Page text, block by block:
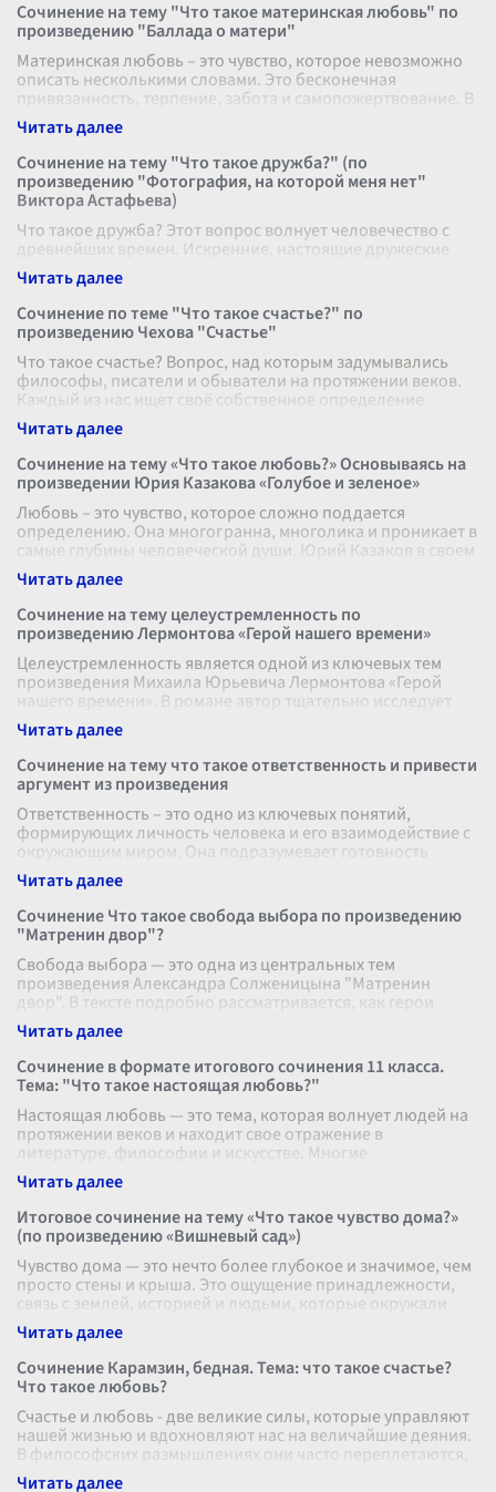
Сочинение на тему "Что такое материнская любовь" по
произведению "Баллада о матери"
Материнская любовь – это чувство, которое невозможно
описать несколькими словами. Это бесконечная
привязанность, терпение, забота и самопожертвование. В
произведении "Баллада о мат
Сочинение на тему "Что такое дружба?" (по
произведению "Фотография, на которой меня нет"
Виктора Астафьева)
Что такое дружба? Этот вопрос волнует человечество с
древнейших времен. Искренние, настоящие дружеские
отношения всегда вызывали восхищение и зависть
одновременно. Дружба - это неч
Сочинение по теме "Что такое счастье?" по
произведению Чехова "Счастье"
Что такое счастье? Вопрос, над которым задумывались
философы, писатели и обыватели на протяжении веков.
Каждый из нас ищет своё собственное определение
счастья, вкладывая в это пон
Сочинение на тему «Что такое любовь?» Основываясь на
произведении Юрия Казакова «Голубое и зеленое»
Любовь – это чувство, которое сложно поддается
определению. Она многогранна, многолика и проникает в
самые глубины человеческой души. Юрий Казаков в своем
произведении «Голубое и з
Сочинение на тему целеустремленность по
произведению Лермонтова «Герой нашего времени»
Целеустремленность является одной из ключевых тем
произведения Михаила Юрьевича Лермонтова «Герой
нашего времени». В романе автор тщательно исследует
характеры своих героев, раскры
Сочинение на тему что такое ответственность и привести
аргумент из произведения
Ответственность – это одно из ключевых понятий,
формирующих личность человека и его взаимодействие с
окружающим миром. Она подразумевает готовность
принимать на себя обязательства
Сочинение Что такое свобода выбора по произведению
"Матренин двор"?
Свобода выбора — это одна из центральных тем
произведения Александра Солженицына "Матренин
двор". В тексте подробно рассматривается, как герои
сталкиваются с различными проблемами
Сочинение в формате итогового сочинения 11 класса.
Тема: "Что такое настоящая любовь?"
Настоящая любовь — это тема, которая волнует людей на
протяжении веков и находит свое отражение в
литературе, философии и искусстве. Многие
задумываются над тем, что же на самом де
Итоговое сочинение на тему «Что такое чувство дома?»
(по произведению «Вишневый сад»)
Чувство дома — это нечто более глубокое и значимое, чем
просто стены и крыша. Это ощущение принадлежности,
связь с землей, историей и людьми, которые окружали
человека на протяжени
Сочинение Карамзин, бедная. Тема: что такое счастье?
Что такое любовь?
Счастье и любовь - две великие силы, которые управляют
нашей жизнью и вдохновляют нас на величайшие деяния.
В философских размышлениях они часто переплетаются,
являясь неотъемлемым